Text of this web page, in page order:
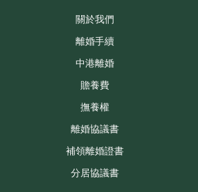
關於我們
離婚手續
中港離婚
贍養費
撫養權
離婚協議書
補領離婚證書
分居協議書